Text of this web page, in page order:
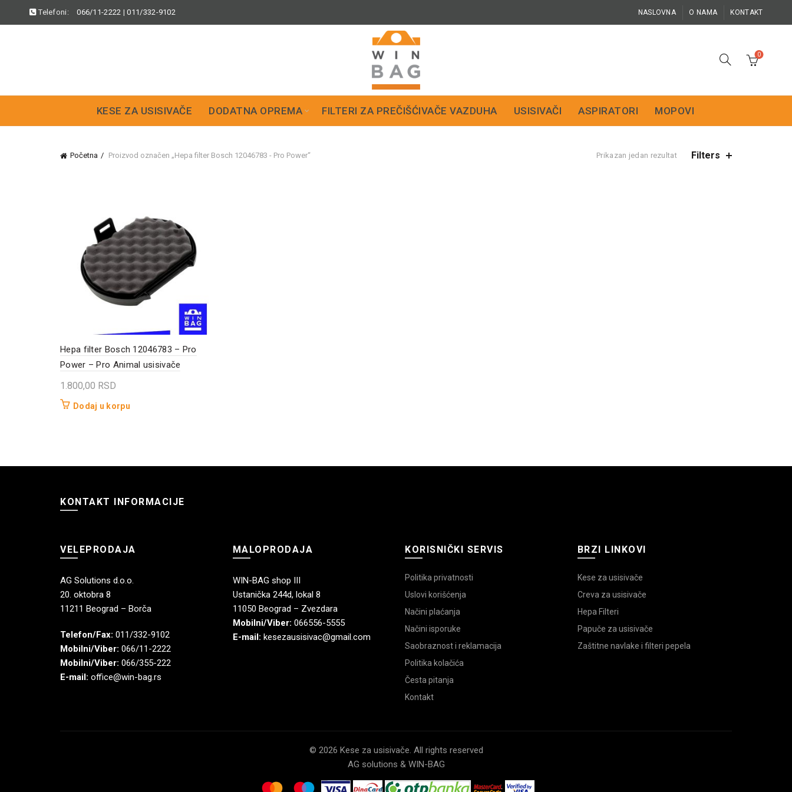
Telefoni: 066/11-2222 |011/332-9102 NASLOVNA O NAMA KONTAKT
0
KESE ZA USISIVAČE DODATNA OPREMA FILTERI ZA PREČIŠĆIVAČE VAZDUHA USISIVAČI ASPIRATORI MOPOVI
Početna Proizvod označen „Hepa filter Bosch 12046783 - Pro Power“ Prikazan jedan rezultat Filters
Hepa filter Bosch 12046783 – Pro
Power – Pro Animal usisivače
1.800,00 RSD
Dodaj u korpu
KONTAKT INFORMACIJE
VELEPRODAJA
AG Solutions d.o.o.
20. oktobra 8
11211 Beograd – Borča
Telefon/Fax: 011/332-9102
Mobilni/Viber: 066/11-2222
Mobilni/Viber: 066/355-222
E-mail: office@win-bag.rs
MALOPRODAJA
WIN-BAG shop III
Ustanička 244d, lokal 8
11050 Beograd – Zvezdara
Mobilni/Viber: 066556-5555
E-mail: kesezausisivac@gmail.com
KORISNIČKI SERVIS
Politika privatnosti
Uslovi korišćenja
Načini plaćanja
Načini isporuke
Saobraznost i reklamacija
Politika kolačića
Česta pitanja
Kontakt
BRZI LINKOVI
Kese za usisivače
Creva za usisivače
Hepa Filteri
Papuče za usisivače
Zaštitne navlake i filteri pepela
© 2026 Kese za usisivače. All rights reserved
AG solutions & WIN-BAG